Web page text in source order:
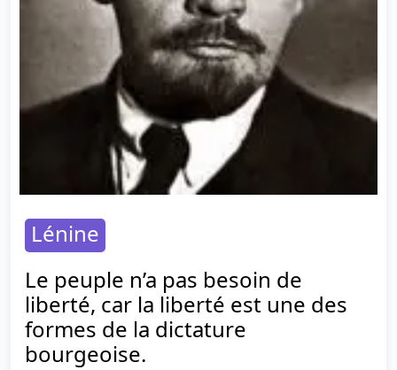
Lénine
Le peuple n’a pas besoin de
liberté, car la liberté est une des
formes de la dictature
bourgeoise.